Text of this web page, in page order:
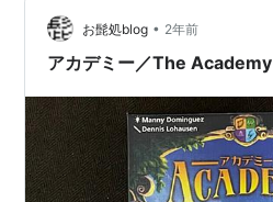
お髭処blog • 2年前
アカデミー／The Academy